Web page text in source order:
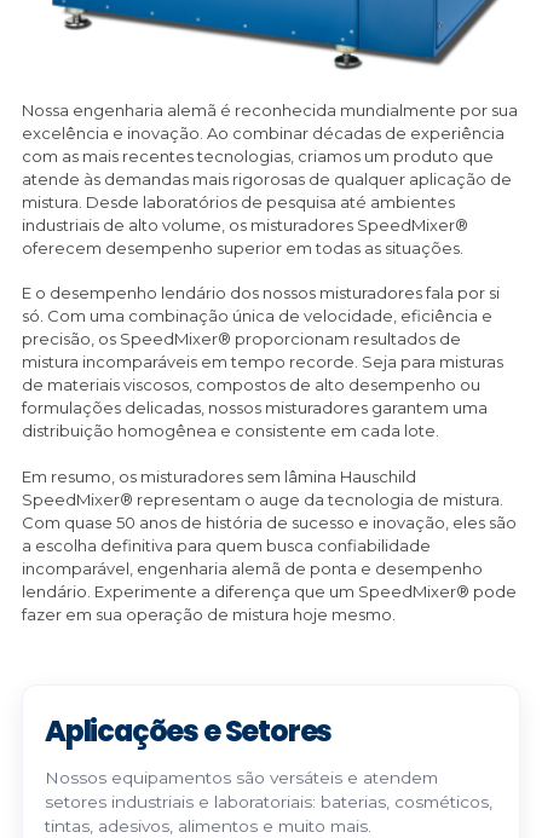
Nossa engenharia alemã é reconhecida mundialmente por sua
excelência e inovação. Ao combinar décadas de experiência
com as mais recentes tecnologias, criamos um produto que
atende às demandas mais rigorosas de qualquer aplicação de
mistura. Desde laboratórios de pesquisa até ambientes
industriais de alto volume, os misturadores SpeedMixer®
oferecem desempenho superior em todas as situações.
E o desempenho lendário dos nossos misturadores fala por si
só. Com uma combinação única de velocidade, eficiência e
precisão, os SpeedMixer® proporcionam resultados de
mistura incomparáveis em tempo recorde. Seja para misturas
de materiais viscosos, compostos de alto desempenho ou
formulações delicadas, nossos misturadores garantem uma
distribuição homogênea e consistente em cada lote.
Em resumo, os misturadores sem lâmina Hauschild
SpeedMixer® representam o auge da tecnologia de mistura.
Com quase 50 anos de história de sucesso e inovação, eles são
a escolha definitiva para quem busca confiabilidade
incomparável, engenharia alemã de ponta e desempenho
lendário. Experimente a diferença que um SpeedMixer® pode
fazer em sua operação de mistura hoje mesmo.
Aplicações e Setores
Nossos equipamentos são versáteis e atendem
setores industriais e laboratoriais: baterias, cosméticos,
tintas, adesivos, alimentos e muito mais.